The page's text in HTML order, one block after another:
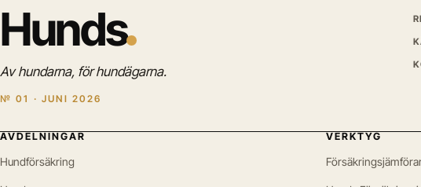
Hunds
Av hundarna, för hundägarna.
№ 01 · JUNI 2026
AVDELNINGAR
Hundförsäkring
VERKTYG